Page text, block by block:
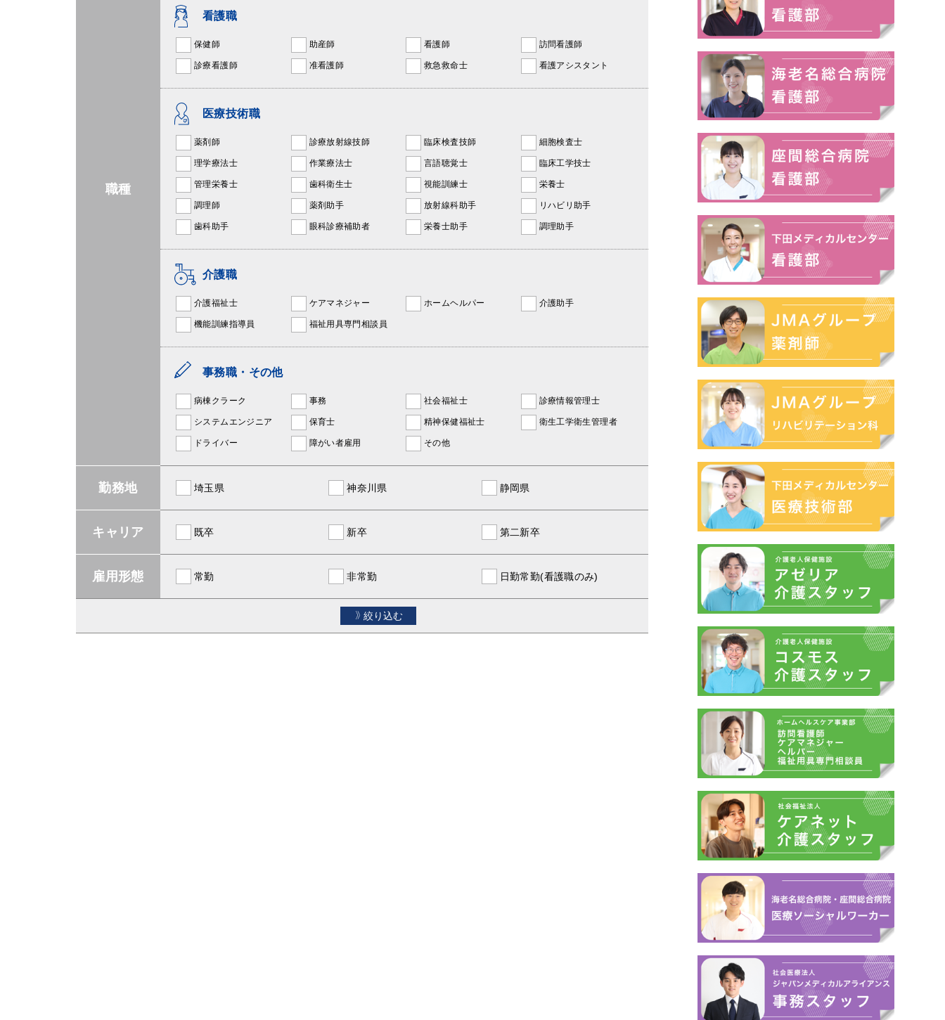
職種
看護職
保健師 助産師 看護師 訪問看護師
診療看護師 准看護師 救急救命士 看護アシスタント
医療技術職
薬剤師 診療放射線技師 臨床検査技師 細胞検査士
理学療法士 作業療法士 言語聴覚士 臨床工学技士
管理栄養士 歯科衛生士 視能訓練士 栄養士
調理師 薬剤助手 放射線科助手 リハビリ助手
歯科助手 眼科診療補助者 栄養士助手 調理助手
介護職
介護福祉士 ケアマネジャー ホームヘルパー 介護助手
機能訓練指導員 福祉用具専門相談員
事務職・その他
病棟クラーク 事務 社会福祉士 診療情報管理士
システムエンジニア 保育士 精神保健福祉士 衛生工学衛生管理者
ドライバー 障がい者雇用 その他
勤務地 埼玉県 神奈川県 静岡県
キャリア 既卒 新卒 第二新卒
雇用形態 常勤 非常勤 日勤常勤(看護職のみ)
絞り込む